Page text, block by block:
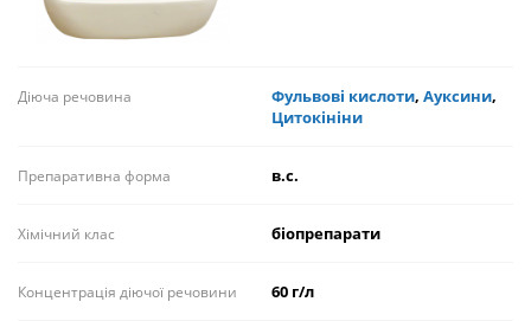
Діюча речовина Фульвові кислоти, Ауксини,
Цитокініни
Препаративна форма в.с.
Хімічний клас біопрепарати
Концентрація діючої речовини 60 г/л